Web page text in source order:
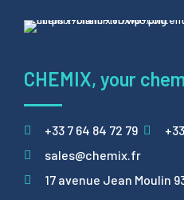
CHEMIX, your
+33 7 64 84 72 79
sales@chemix.fr
17 avenue Jean Moulin